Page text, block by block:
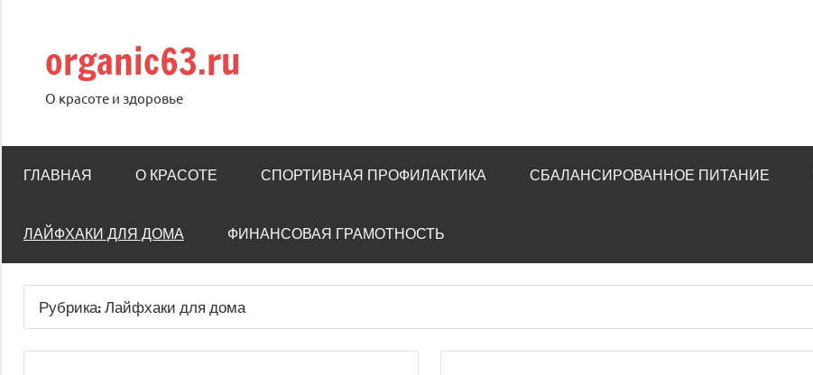
содержимому
organic63.ru
О красоте и здоровье
ГЛАВНАЯ О КРАСОТЕ СПОРТИВНАЯ ПРОФИЛАКТИКА СБАЛАНСИРОВАННОЕ ПИТАНИЕ
ЛАЙФХАКИ ДЛЯ ДОМА ФИНАНСОВАЯ ГРАМОТНОСТЬ
Рубрика:Лайфхаки для дома